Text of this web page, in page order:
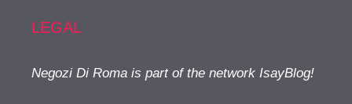
LEGAL
Negozi Di Roma is part of the network IsayBlog!